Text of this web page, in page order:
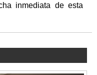
inmediata de esta